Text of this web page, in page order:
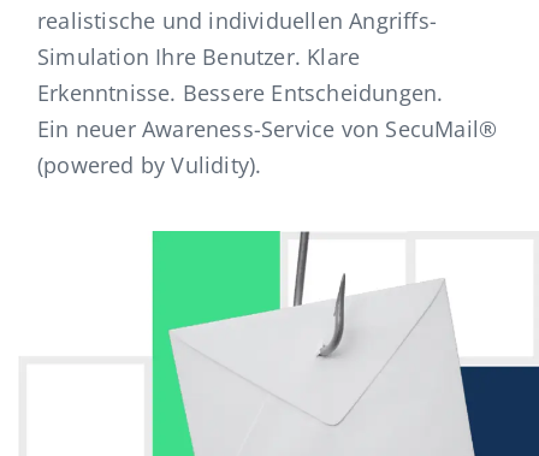
realistische und individuellen Angriffs-
Simulation Ihre Benutzer. Klare
Erkenntnisse. Bessere Entscheidungen.
Ein neuer Awareness-Service von SecuMail®
(powered by Vulidity).